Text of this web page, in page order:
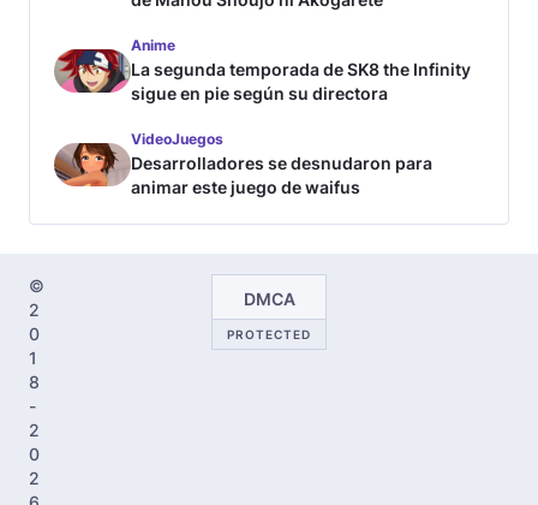
Anime
La segunda temporada de SK8 the Infinity
sigue en pie según su directora
VideoJuegos
Desarrolladores se desnudaron para
animar este juego de waifus
©
2
0
1
8
-
2
0
2
DMCA
PROTECTED